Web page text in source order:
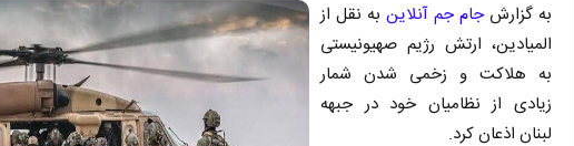
به گزارشجام جم آنلاینبه نقل از
المیادین، ارتش رژیم صهیونیستی
به هلاکت و زخمی شدن شمار
زیادی از نظامیان خود در جبهه
لبنان اذعان کرد.